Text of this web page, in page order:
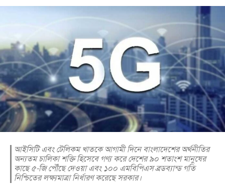
আইসিটি এবং টেলিকম খাতকে আগামী দিনে বাংলাদেশের অর্থনীতির
অন্যতম চালিকা শক্তি হিসেবে গণ্য করে দেশের ৯০ শতাংশ মানুষের
কাছে ৫-জি পৌঁছে দেওয়া এবং ১০০ এমবিপিএস ব্রডব্যান্ড গতি
নিশ্চিতের লক্ষ্যমাত্রা নির্ধারণ করেছে সরকার।